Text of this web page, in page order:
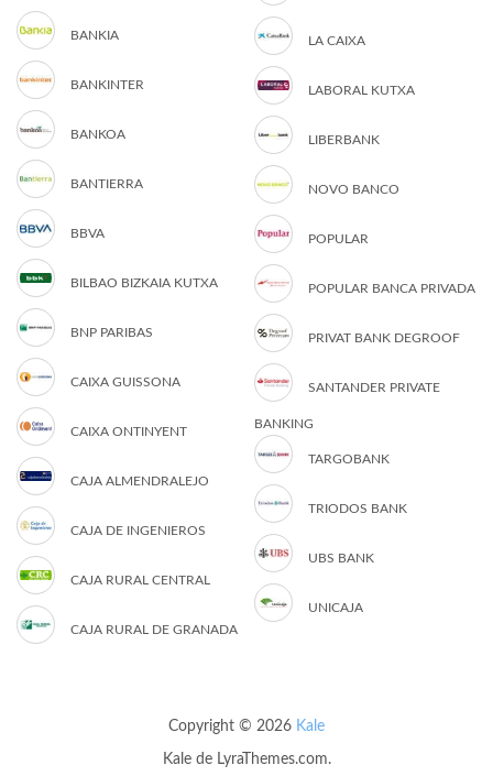
BANKIA
BANKINTER
BANKOA
BANTIERRA
BBVA
BILBAO BIZKAIA KUTXA
BNP PARIBAS
CAIXA GUISSONA
CAIXA ONTINYENT
CAJA ALMENDRALEJO
CAJA DE INGENIEROS
CAJA RURAL CENTRAL
CAJA RURAL DE GRANADA
LA CAIXA
LABORAL KUTXA
LIBERBANK
NOVO BANCO
POPULAR
POPULAR BANCA PRIVADA
PRIVAT BANK DEGROOF
SANTANDER PRIVATE
BANKING
TARGOBANK
TRIODOS BANK
UBS BANK
UNICAJA
Copyright © 2026 Kale
Kalede LyraThemes.com.